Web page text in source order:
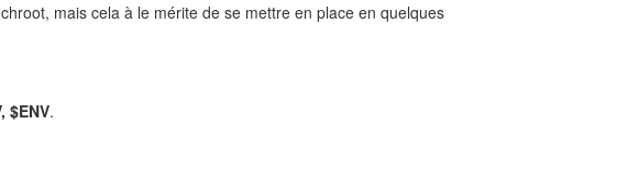
mais cela à le mérite de se mettre en place en quelques
$ENV.